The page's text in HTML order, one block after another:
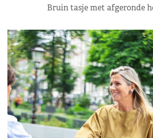
Bruin tasje met afgeronde